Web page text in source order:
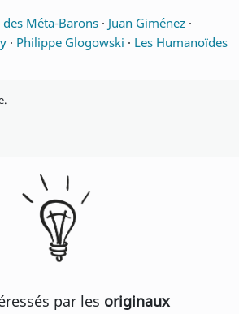
des Méta-Barons · Juan Giménez ·
· Philippe Glogowski · Les Humanoïdes
par les originaux